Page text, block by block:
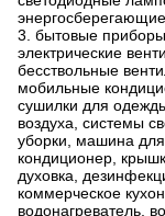
3. бытовые
электрические
бесствольные
мобильные
сушилки для
воздуха, системы
уборки, машина
кондиционер,
духовка,
коммерческое
водонагреватель,